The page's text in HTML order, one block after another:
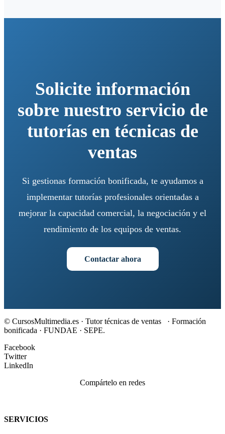
Solicite información
sobre nuestro servicio de
tutorías en técnicas de
ventas
Si gestionas formación bonificada, te ayudamos a
implementar tutorías profesionales orientadas a
mejorar la capacidad comercial, la negociación y el
rendimiento de los equipos de ventas.
Contactar ahora
© CursosMultimedia.es · Tutor técnicas de ventas · Formación
bonificada · FUNDAE · SEPE.
Facebook
Twitter
LinkedIn
Compártelo en redes
SERVICIOS